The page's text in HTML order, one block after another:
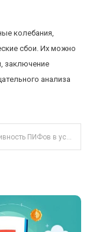
колебания,
сбои. Их можно
заключение
анализа
Эффективность ПИФов в условиях высокой инфляции: стратегические подходы и перспективы